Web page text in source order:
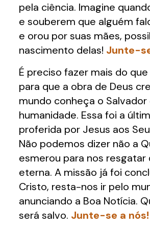
pela ciência. Imagine
e souberem que alguém
e orou por suas mães,
nascimento delas! Junte-
É preciso fazer mais do
para que a obra de Deus
mundo conheça o Salvador
humanidade. Essa foi a
proferida por Jesus aos
Não podemos dizer não a
esmerou para nos resgatar
eterna. A missão já foi
Cristo, resta-nos ir pelo
anunciando a Boa Notícia.
será salvo. Junte-se a nós!